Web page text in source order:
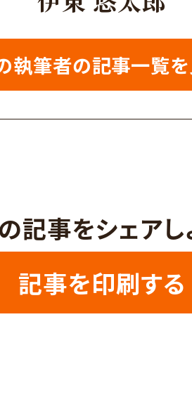
執筆者の記事一覧
記事をシェアし
記事を印刷する